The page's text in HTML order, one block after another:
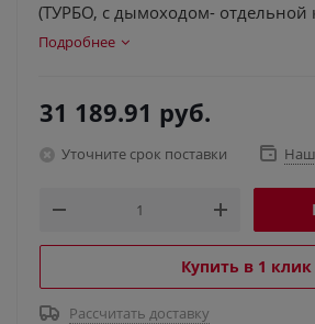
(ТУРБО, с дымоходом- отдельной
Подробнее
31 189.91 руб.
Уточните срок поставки
Купить в 1 клик
Рассчитать доставку